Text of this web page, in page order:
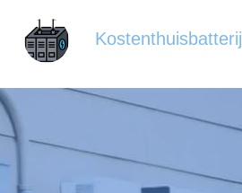
Kostenthuisbatterij